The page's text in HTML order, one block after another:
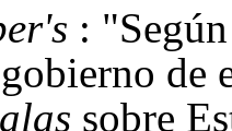
:
de
sobre